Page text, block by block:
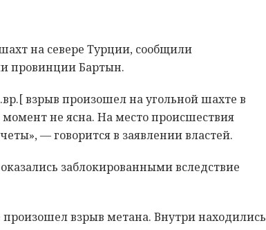
на севере Турции, сообщили
провинции Бартын.
взрыв произошел на угольной шахте в
не ясна. На место происшествия
— говорится в заявлении властей.
заблокированными вследствие
взрыв метана. Внутри находились